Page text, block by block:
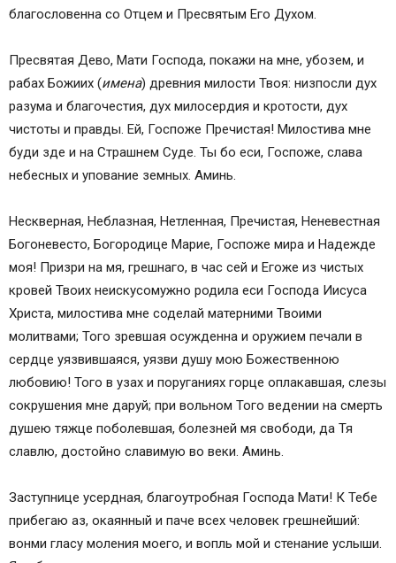
благословенна со Отцем и Пресвятым Его Духом.
Пресвятая Дево, Мати Господа, покажи на мне, убозем, и
рабах Божиих (имена) древния милости Твоя: низпосли дух
разума и благочестия, дух милосердия и кротости, дух
чистоты и правды. Ей, Госпоже Пречистая! Милостива мне
буди зде и на Страшнем Суде. Ты бо еси, Госпоже, слава
небесных и упование земных. Аминь.
Нескверная, Неблазная, Нетленная, Пречистая, Неневестная
Богоневесто, Богородице Марие, Госпоже мира и Надежде
моя! Призри на мя, грешнаго, в час сей и Егоже из чистых
кровей Твоих неискусомужно родила еси Господа Иисуса
Христа, милостива мне соделай матерними Твоими
молитвами; Того зревшая осужденна и оружием печали в
сердце уязвившаяся, уязви душу мою Божественною
любовию! Того в узах и поруганиях горце оплакавшая, слезы
сокрушения мне даруй; при вольном Того ведении на смерть
душею тяжце поболевшая, болезней мя свободи, да Тя
славлю, достойно славимую во веки. Аминь.
Заступнице усердная, благоутробная Господа Мати! К Тебе
прибегаю аз, окаянный и паче всех человек грешнейший:
вонми гласу моления моего, и вопль мой и стенание услыши.